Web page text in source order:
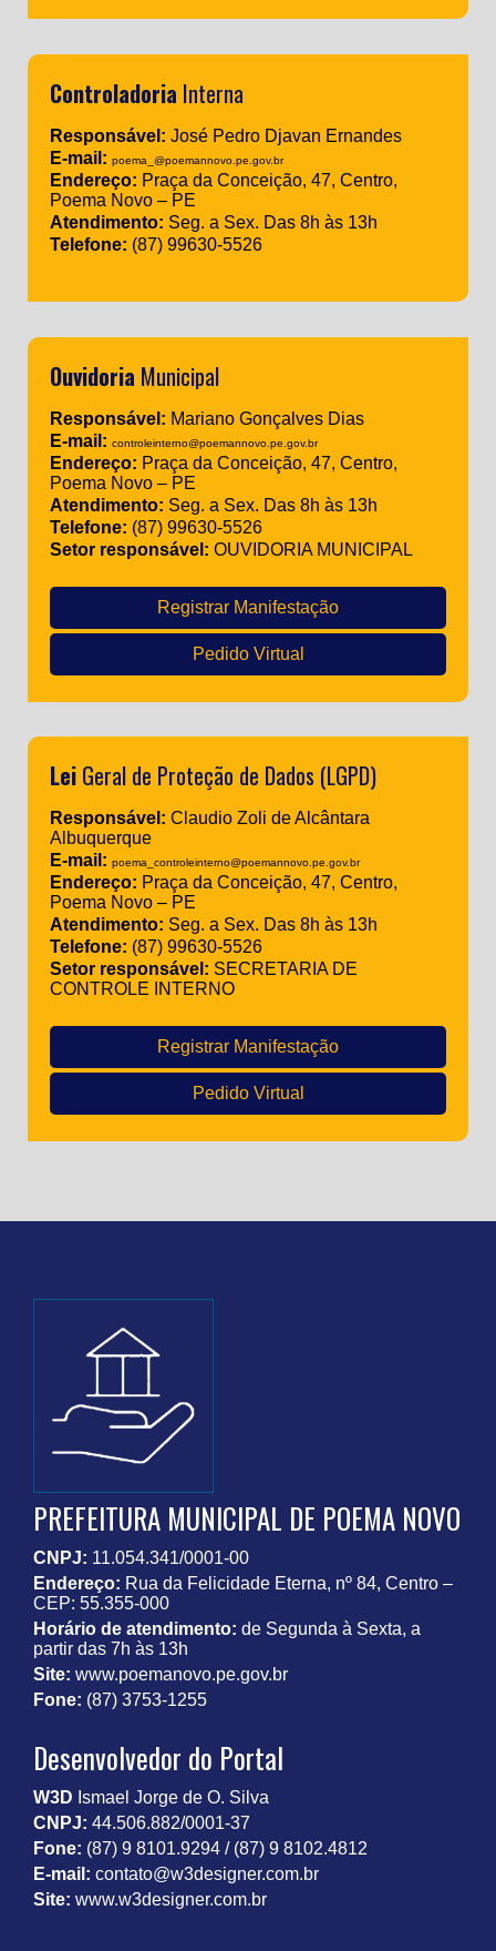
Controladoria Interna
Responsável: José Pedro Djavan Ernandes
E-mail: poema_@poemannovo.pe.gov.br
Endereço: Praça da Conceição, 47, Centro,
Poema Novo – PE
Atendimento: Seg. a Sex. Das 8h às 13h
Telefone: (87) 99630-5526
Ouvidoria Municipal
Responsável: Mariano Gonçalves Dias
E-mail: controleinterno@poemannovo.pe.gov.br
Endereço: Praça da Conceição, 47, Centro,
Poema Novo – PE
Atendimento: Seg. a Sex. Das 8h às 13h
Telefone: (87) 99630-5526
Setor responsável: OUVIDORIA MUNICIPAL
Registrar Manifestação
Pedido Virtual
Lei Geral de Proteção de Dados (LGPD)
Responsável: Claudio Zoli de Alcântara
Albuquerque
E-mail: poema_controleinterno@poemannovo.pe.gov.br
Endereço: Praça da Conceição, 47, Centro,
Poema Novo – PE
Atendimento: Seg. a Sex. Das 8h às 13h
Telefone: (87) 99630-5526
Setor responsável: SECRETARIA DE
CONTROLE INTERNO
Registrar Manifestação
Pedido Virtual
PREFEITURA MUNICIPAL DE POEMA NOVO
CNPJ: 11.054.341/0001-00
Endereço: Rua da Felicidade Eterna, nº 84, Centro –
CEP: 55.355-000
Horário de atendimento: de Segunda à Sexta, a
partir das 7h às 13h
Site: www.poemanovo.pe.gov.br
Fone: (87) 3753-1255
Desenvolvedor do Portal
W3D Ismael Jorge de O. Silva
CNPJ: 44.506.882/0001-37
Fone: (87) 9 8101.9294 / (87) 9 8102.4812
E-mail: contato@w3designer.com.br
Site: www.w3designer.com.br